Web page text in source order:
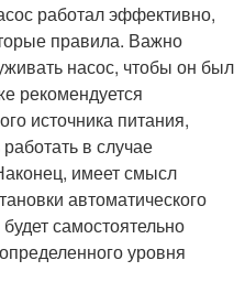
работал эффективно,
правила. Важно
насос, чтобы он был
рекомендуется
источника питания,
в случае
имеет смысл
автоматического
самостоятельно
уровня